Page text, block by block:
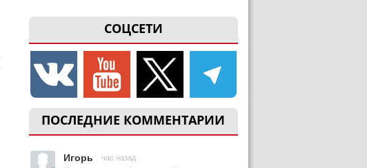
СОЦСЕТИ
ПОСЛЕДНИЕ КОММЕНТАРИИ
Игорь час назад